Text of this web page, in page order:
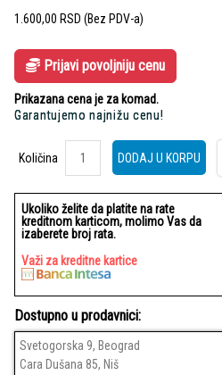
1.600,00 RSD (Bez PDV-a)
Prijavi povoljniju cenu
Prikazana cena je za komad.
Garantujemo najnižu cenu!
Količina
Količina
DODAJ U KORPU
Ukoliko želite da platite na rate
kreditnom karticom, molimo Vas da
izaberete broj rata.
Važi za kreditne kartice
Dostupno u prodavnici:
Svetogorska 9, Beograd
Cara Dušana 85, Niš